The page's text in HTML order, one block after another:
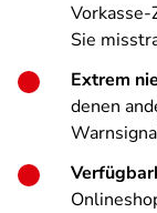
Sie
Extrem
denen